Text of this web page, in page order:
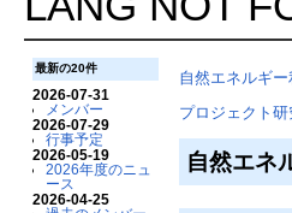
最新の20件
2026-07-31
メンバー
2026-07-29
行事予定
2026-05-19
2026年度のニュ
ース
2026-04-25
自然エネルギ
プロジェクト研
自然エネ